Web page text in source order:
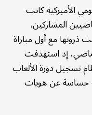
الأميركية كانت
المشاركين،
ذروتها مع أول مباراة
شباط الماضي، إذ استهدفت
تسجيل دورة الألعاب
حساسة عن هويات